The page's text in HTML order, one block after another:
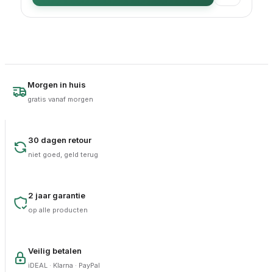
Morgen in huis
gratis vanaf morgen
30 dagen retour
niet goed, geld terug
2 jaar garantie
op alle producten
Veilig betalen
iDEAL · Klarna · PayPal